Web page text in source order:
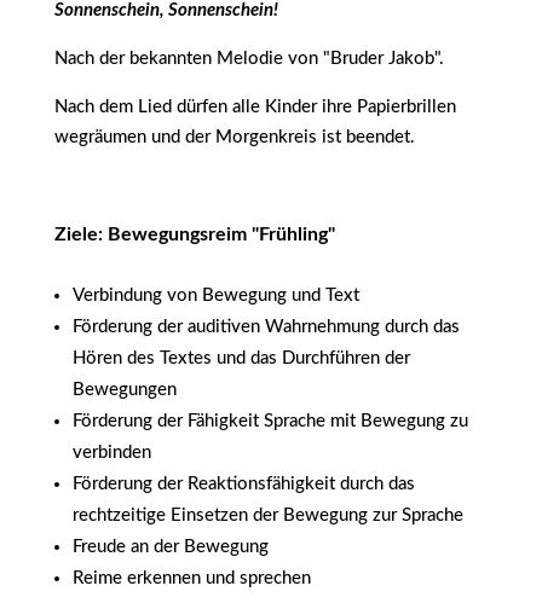
Sonnenschein, Sonnenschein!
Nach der bekannten Melodie von "Bruder Jakob".
Nach dem Lied dürfen alle Kinder ihre Papierbrillen
wegräumen und der Morgenkreis ist beendet.
Ziele: Bewegungsreim "Frühling"
Verbindung von Bewegung und Text
Förderung der auditiven Wahrnehmung durch das
Hören des Textes und das Durchführen der
Bewegungen
Förderung der Fähigkeit Sprache mit Bewegung zu
verbinden
Förderung der Reaktionsfähigkeit durch das
rechtzeitige Einsetzen der Bewegung zur Sprache
Freude an der Bewegung
Reime erkennen und sprechen